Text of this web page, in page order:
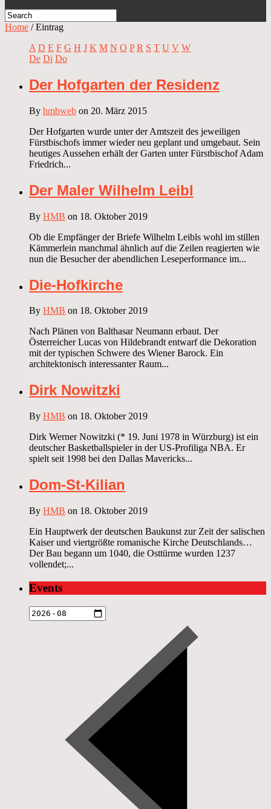
Home /Eintrag
A D E F G H J K M N O P R S T U V W
De Di Do
Der Hofgarten der Residenz
By hmbweb on 20. März 2015
Der Hofgarten wurde unter der Amtszeit des jeweiligen
Fürstbischofs immer wieder neu geplant und umgebaut. Sein
heutiges Aussehen erhält der Garten unter Fürstbischof Adam
Friedrich...
Der Maler Wilhelm Leibl
By HMB on 18. Oktober 2019
Ob die Empfänger der Briefe Wilhelm Leibls wohl im stillen
Kämmerlein manchmal ähnlich auf die Zeilen reagierten wie
nun die Besucher der abendlichen Leseperformance im...
Die-Hofkirche
By HMB on 18. Oktober 2019
Nach Plänen von Balthasar Neumann erbaut. Der
Österreicher Lucas von Hildebrandt entwarf die Dekoration
mit der typischen Schwere des Wiener Barock. Ein
architektonisch interessanter Raum...
Dirk Nowitzki
By HMB on 18. Oktober 2019
Dirk Werner Nowitzki (* 19. Juni 1978 in Würzburg) ist ein
deutscher Basketballspieler in der US-Profiliga NBA. Er
spielt seit 1998 bei den Dallas Mavericks...
Dom-St-Kilian
By HMB on 18. Oktober 2019
Ein Hauptwerk der deutschen Baukunst zur Zeit der salischen
Kaiser und viertgrößte romanische Kirche Deutschlands…
Der Bau begann um 1040, die Osttürme wurden 1237
vollendet;...
Events